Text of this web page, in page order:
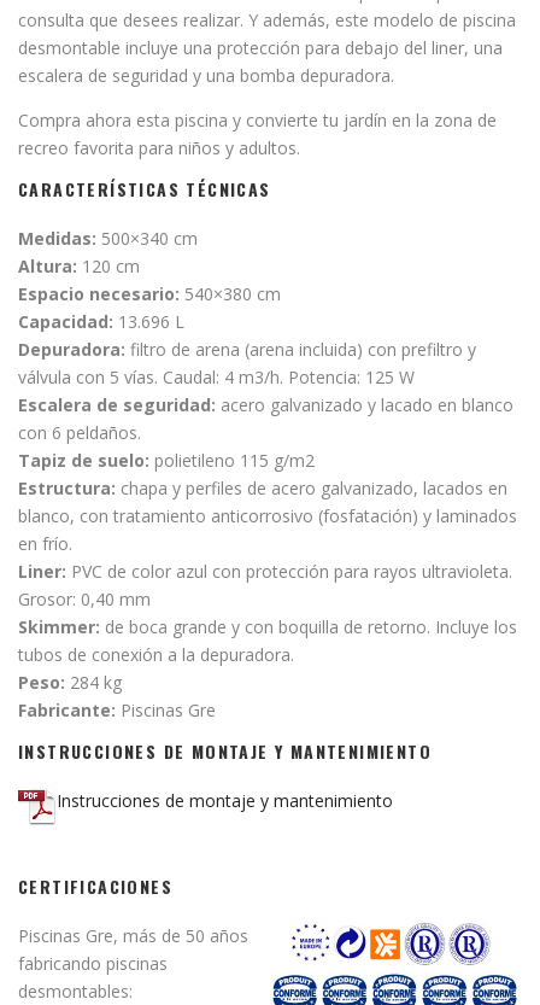
consulta que desees realizar. Y además, este modelo de piscina
desmontable incluye una protección para debajo del liner, una
escalera de seguridad y una bomba depuradora.
Compra ahora esta piscina y convierte tu jardín en la zona de
recreo favorita para niños y adultos.
CARACTERÍSTICAS TÉCNICAS
Medidas: 500×340 cm
Altura: 120 cm
Espacio necesario: 540×380 cm
Capacidad: 13.696 L
Depuradora: filtro de arena (arena incluida) con prefiltro y
válvula con 5 vías. Caudal: 4 m3/h. Potencia: 125 W
Escalera de seguridad: acero galvanizado y lacado en blanco
con 6 peldaños.
Tapiz de suelo: polietileno 115 g/m2
Estructura: chapa y perfiles de acero galvanizado, lacados en
blanco, con tratamiento anticorrosivo (fosfatación) y laminados
en frío.
Liner: PVC de color azul con protección para rayos ultravioleta.
Grosor: 0,40 mm
Skimmer: de boca grande y con boquilla de retorno. Incluye los
tubos de conexión a la depuradora.
Peso: 284 kg
Fabricante: Piscinas Gre
INSTRUCCIONES DE MONTAJE Y MANTENIMIENTO
Instrucciones de montaje y mantenimiento
CERTIFICACIONES
Piscinas Gre, más de 50 años
fabricando piscinas
desmontables: